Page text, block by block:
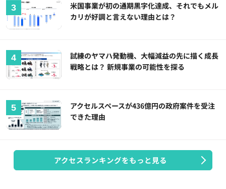
米国事業が初の通期黒字化達成、それでもメル
カリが好調と言えない理由とは？
試練のヤマハ発動機、大幅減益の先に描く成長
戦略とは？ 新規事業の可能性を探る
アクセルスペースが436億円の政府案件を受注
できた理由
アクセスランキングをもっと見る